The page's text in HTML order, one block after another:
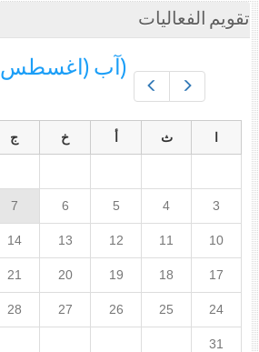
تقويم الفعاليات
(آب (اغسطس
ث خ ج
3
4
5
6
7
10
11
12
13
14
17
18
19
20
21
24
25
26
27
28
31